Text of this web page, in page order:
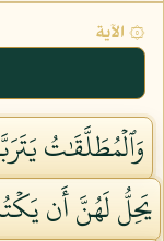
۞ الآية
وَٱلۡمُطَلَّقَٰتُ
يَحِلُّ لَهُنَّ أَن